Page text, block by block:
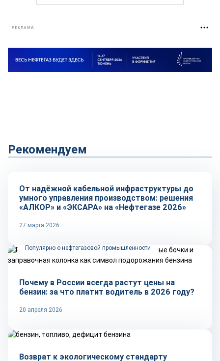
РЕКЛАМА
Рекомендуем
Репортаж
От надёжной кабельной инфраструктуры до
умного управления производством: решения
«АЛКОР» и «ЭКСАРА» на «Нефтегазе 2026»
27 марта 2026
Популярно о нефтегазовой промышленности
Почему в России всегда растут цены на
бензин: за что платит водитель в 2026 году?
20 апреля 2026
Возврат к экологическому стандарту